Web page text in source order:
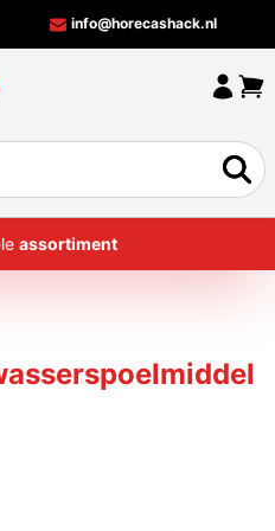
info@horecashack.nl
assortiment